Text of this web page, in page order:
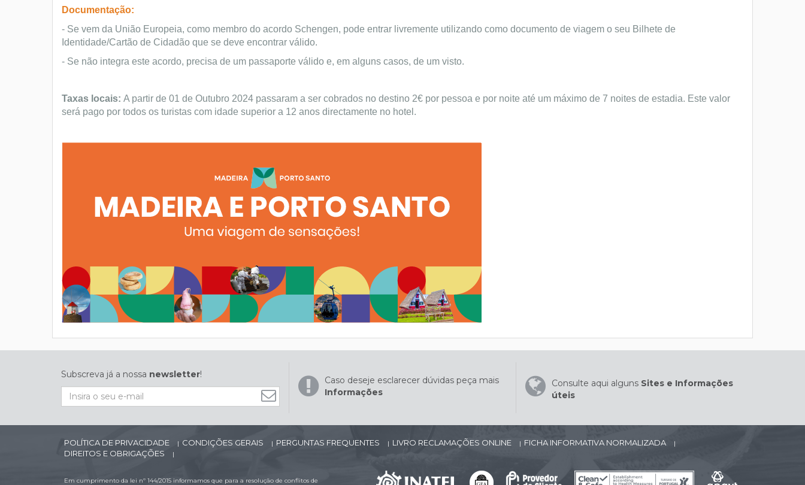
Documentação:
- Se vem da União Europeia, como membro do acordo Schengen, pode entrar livremente utilizando como documento de viagem o seu Bilhete de
Identidade/Cartão de Cidadão que se deve encontrar válido.
- Se não integra este acordo, precisa de um passaporte válido e, em alguns casos, de um visto.
Taxas locais: A partir de 01 de Outubro 2024 passaram a ser cobrados no destino 2€ por pessoa e por noite até um máximo de 7 noites de estadia. Este valor
será pago por todos os turistas com idade superior a 12 anos directamente no hotel.
Subscreva já a nossa newsletter!
Caso deseje esclarecer dúvidas peça mais
Informações
Consulte aqui alguns Sites e Informações
úteis
POLÍTICA DE PRIVACIDADE | CONDIÇÕES GERAIS | PERGUNTAS FREQUENTES | LIVRO RECLAMAÇÕES ONLINE | FICHA INFORMATIVA NORMALIZADA |
DIREITOS E OBRIGAÇÕES |
Em cumprimento da lei nº 144/2015 informamos que para a resolução de conflitos de